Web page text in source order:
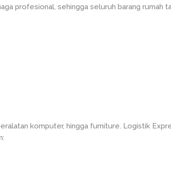
profesional, sehingga seluruh barang rumah
komputer, hingga furniture. Logistik